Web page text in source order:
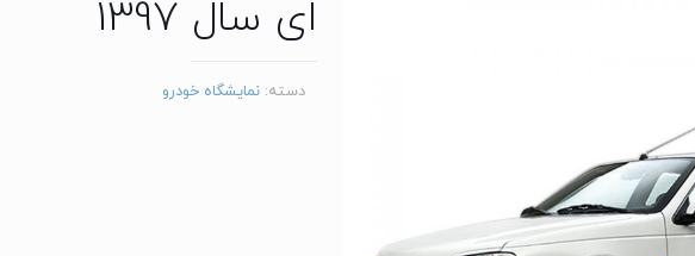
ای سال 1397
دسته:نمایشگاه خودرو